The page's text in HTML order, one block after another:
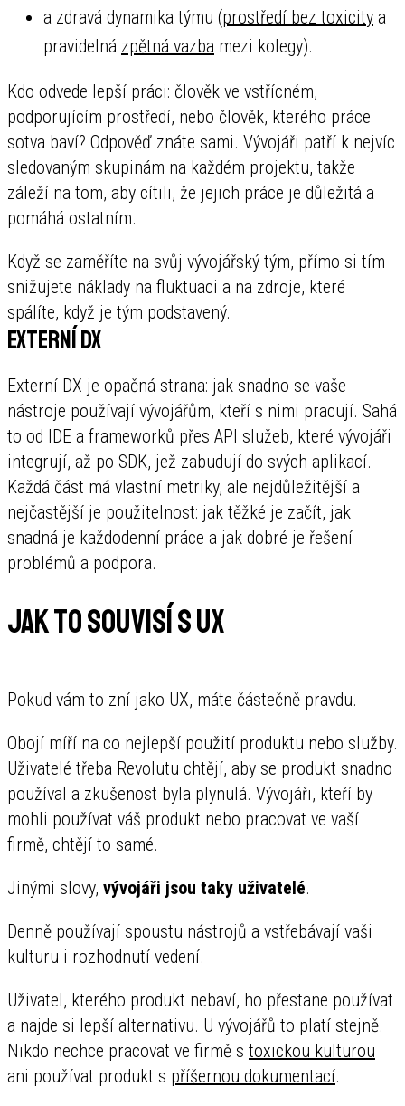
a zdravá dynamika týmu (prostředí bez toxicity a
pravidelná zpětná vazba mezi kolegy).
Kdo odvede lepší práci: člověk ve vstřícném,
podporujícím prostředí, nebo člověk, kterého práce
sotva baví? Odpověď znáte sami. Vývojáři patří k nejvíc
sledovaným skupinám na každém projektu, takže
záleží na tom, aby cítili, že jejich práce je důležitá a
pomáhá ostatním.
Když se zaměříte na svůj vývojářský tým, přímo si tím
snižujete náklady na fluktuaci a na zdroje, které
spálíte, když je tým podstavený.
Externí DX
Externí DX je opačná strana: jak snadno se vaše
nástroje používají vývojářům, kteří s nimi pracují. Sahá
to od IDE a frameworků přes API služeb, které vývojáři
integrují, až po SDK, jež zabudují do svých aplikací.
Každá část má vlastní metriky, ale nejdůležitější a
nejčastější je použitelnost: jak těžké je začít, jak
snadná je každodenní práce a jak dobré je řešení
problémů a podpora.
Jak to souvisí s UX
Pokud vám to zní jako UX, máte částečně pravdu.
Obojí míří na co nejlepší použití produktu nebo služby.
Uživatelé třeba Revolutu chtějí, aby se produkt snadno
používal a zkušenost byla plynulá. Vývojáři, kteří by
mohli používat váš produkt nebo pracovat ve vaší
firmě, chtějí to samé.
Jinými slovy, vývojáři jsou taky uživatelé.
Denně používají spoustu nástrojů a vstřebávají vaši
kulturu i rozhodnutí vedení.
Uživatel, kterého produkt nebaví, ho přestane používat
a najde si lepší alternativu. U vývojářů to platí stejně.
Nikdo nechce pracovat ve firmě s toxickou kulturou
ani používat produkt s příšernou dokumentací.